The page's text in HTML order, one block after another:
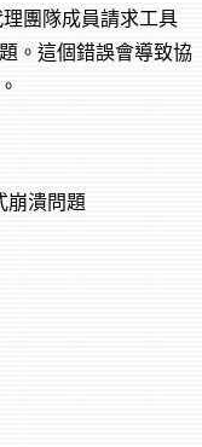
團隊成員請求工具
。這個錯誤會導致協
崩潰問題